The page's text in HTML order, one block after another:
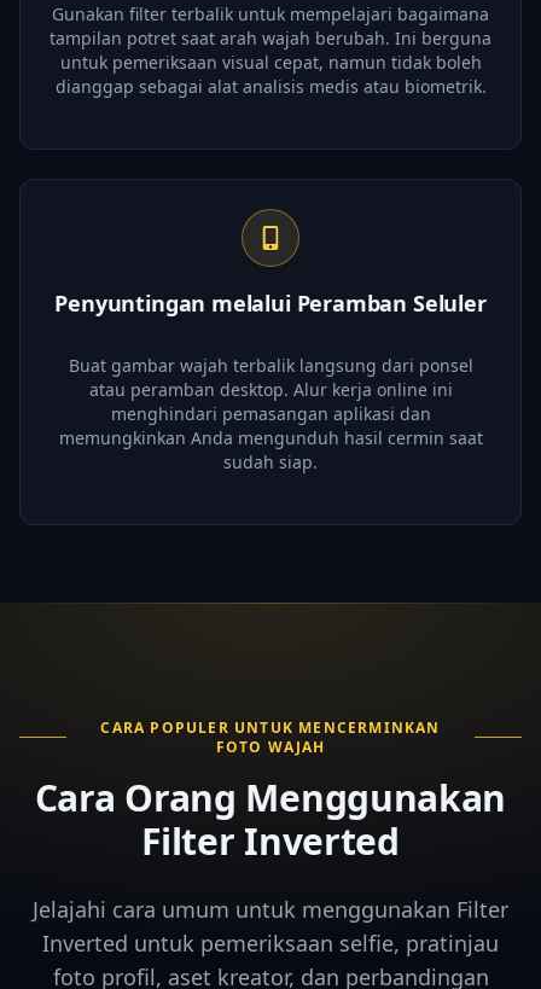
Gunakan filter terbalik untuk mempelajari bagaimana
tampilan potret saat arah wajah berubah. Ini berguna
untuk pemeriksaan visual cepat, namun tidak boleh
dianggap sebagai alat analisis medis atau biometrik.
Penyuntingan melalui Peramban Seluler
Buat gambar wajah terbalik langsung dari ponsel
atau peramban desktop. Alur kerja online ini
menghindari pemasangan aplikasi dan
memungkinkan Anda mengunduh hasil cermin saat
sudah siap.
CARA POPULER UNTUK MENCERMINKAN
FOTO WAJAH
Cara Orang Menggunakan
Filter Inverted
Jelajahi cara umum untuk menggunakan Filter
Inverted untuk pemeriksaan selfie, pratinjau
foto profil, aset kreator, dan perbandingan